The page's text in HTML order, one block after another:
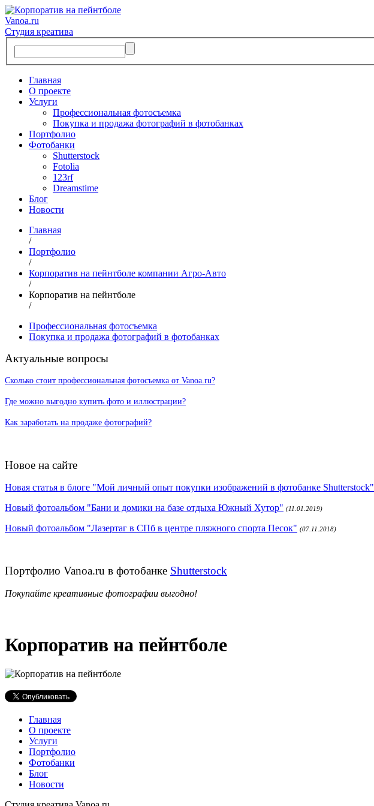
Vanoa.ru
Студия креатива
Главная
О проекте
Услуги
Профессиональная фотосъемка
Покупка и продажа фотографий в фотобанках
Портфолио
Фотобанки
Shutterstock
Fotolia
123rf
Dreamstime
Блог
Новости
Главная
/
Портфолио
/
Корпоратив на пейнтболе компании Агро-Авто
/
Корпоратив на пейнтболе
/
Профессиональная фотосъемка
Покупка и продажа фотографий в фотобанках
Актуальные вопросы
Сколько стоит профессиональная фотосъемка от Vanoa.ru?
Где можно выгодно купить фото и иллюстрации?
Как заработать на продаже фотографий?
Новое на сайте
Новая статья в блоге "Мой личный опыт покупки изображений в фотобанке Shutterstock"
Новый фотоальбом "Бани и домики на базе отдыха Южный Хутор" (11.01.2019)
Новый фотоальбом "Лазертаг в СПб в центре пляжного спорта Песок" (07.11.2018)
Портфолио Vanoa.ru в фотобанке Shutterstock
Покупайте креативные фотографии выгодно!
Корпоратив на пейнтболе
Главная
О проекте
Услуги
Портфолио
Фотобанки
Блог
Новости